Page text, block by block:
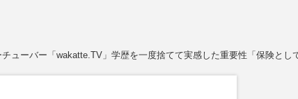
ューバー「wakatte.TV」学歴を一度捨てて実感した重要性「保険とし